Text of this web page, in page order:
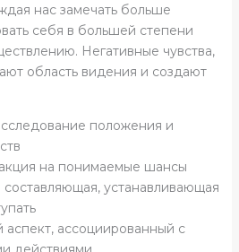
нас замечать больше
себя в большей степени
Негативные чувства,
область видения и создают
положения и
на понимаемые шансы
устанавливающая
аспект, ассоциированный с